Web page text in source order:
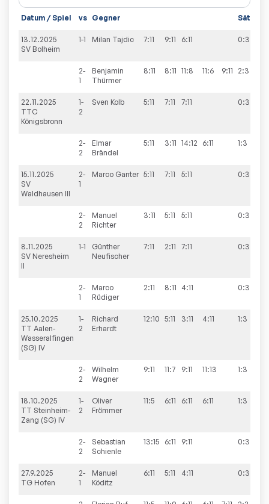
Datum / Spiel vs Gegner Sätze
13.12.2025
SV Bolheim
1-1 Milan Tajdic 7:11 9:11 6:11 0:3
2-
1
Benjamin
Thürmer
8:11 8:11 11:8 11:6 9:11 2:3
22.11.2025
TTC
Königsbronn
1-
2
Sven Kolb 5:11 7:11 7:11 0:3
2-
2
Elmar
Brändel
5:11 3:11 14:12 6:11 1:3
15.11.2025
SV
Waldhausen III
2-
1
Marco Ganter 5:11 7:11 5:11 0:3
2-
2
Manuel
Richter
3:11 5:11 5:11 0:3
8.11.2025
SV Neresheim
II
1-1
Günther
Neufischer
7:11 2:11 7:11 0:3
2-
1
Marco
Rüdiger
2:11 8:11 4:11 0:3
25.10.2025
TT Aalen-
Wasseralfingen
(SG) IV
1-
2
Richard
Erhardt
12:10 5:11 3:11 4:11 1:3
2-
2
Wilhelm
Wagner
9:11 11:7 9:11 11:13 1:3
18.10.2025
TT Steinheim-
Zang (SG) IV
1-
2
Oliver
Frömmer
11:5 6:11 6:11 6:11 1:3
2-
2
Sebastian
Schienle
13:15 6:11 9:11 0:3
27.9.2025
TG Hofen
2-
1
Manuel
Köditz
6:11 5:11 4:11 0:3